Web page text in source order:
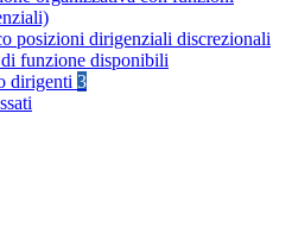
posizioni dirigenziali discrezionali
funzione disponibili
dirigenti 3